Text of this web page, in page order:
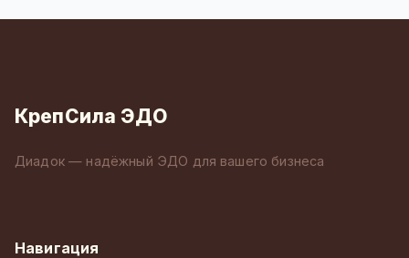
КрепСила ЭДО
Диадок — надёжный ЭДО для вашего бизнеса
Навигация